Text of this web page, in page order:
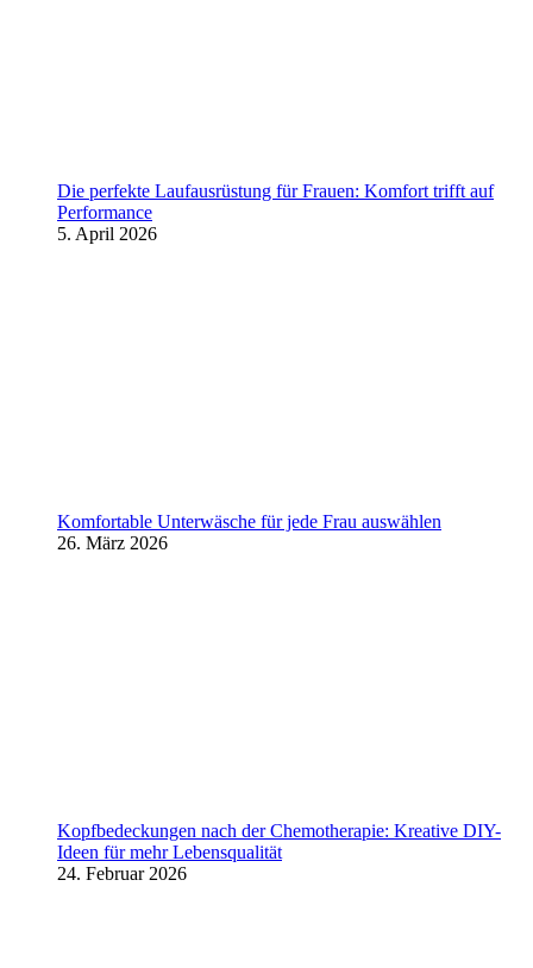
Die perfekte Laufausrüstung für Frauen: Komfort trifft auf
Performance
5. April 2026
Komfortable Unterwäsche für jede Frau auswählen
26. März 2026
Kopfbedeckungen nach der Chemotherapie: Kreative DIY-
Ideen für mehr Lebensqualität
24. Februar 2026